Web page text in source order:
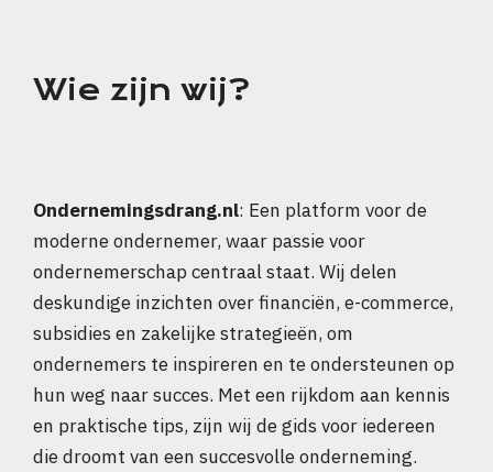
Wie zijn wij?
Ondernemingsdrang.nl: Een platform voor de
moderne ondernemer, waar passie voor
ondernemerschap centraal staat. Wij delen
deskundige inzichten over financiën, e-commerce,
subsidies en zakelijke strategieën, om
ondernemers te inspireren en te ondersteunen op
hun weg naar succes. Met een rijkdom aan kennis
en praktische tips, zijn wij de gids voor iedereen
die droomt van een succesvolle onderneming.